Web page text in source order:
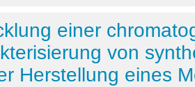
einer
von
Herstellung eines